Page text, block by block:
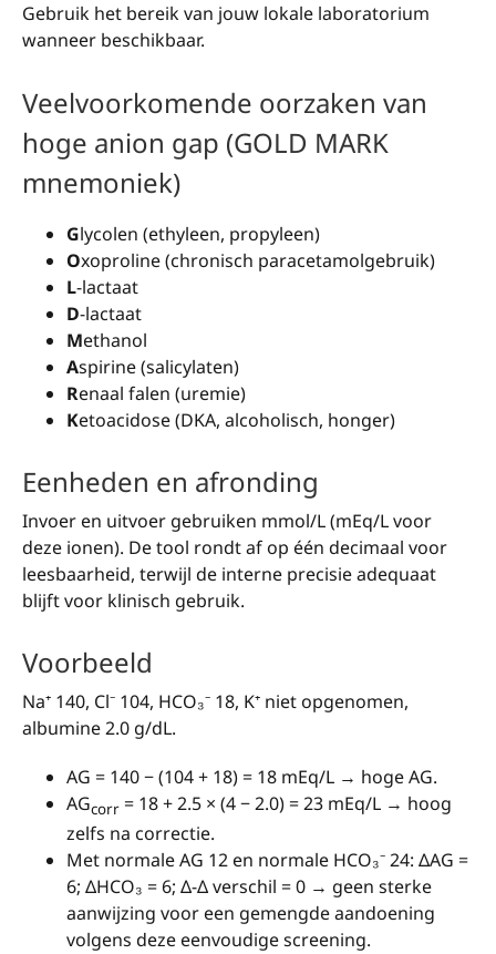
Gebruik het bereik van jouw lokale laboratorium
wanneer beschikbaar.
Veelvoorkomende oorzaken van
hoge anion gap (GOLD MARK
mnemoniek)
Glycolen (ethyleen, propyleen)
Oxoproline (chronisch paracetamolgebruik)
L-lactaat
D-lactaat
Methanol
Aspirine (salicylaten)
Renaal falen (uremie)
Ketoacidose (DKA, alcoholisch, honger)
Eenheden en afronding
Invoer en uitvoer gebruiken mmol/L (mEq/L voor
deze ionen). De tool rondt af op één decimaal voor
leesbaarheid, terwijl de interne precisie adequaat
blijft voor klinisch gebruik.
Voorbeeld
Na⁺ 140, Cl⁻ 104, HCO₃⁻ 18, K⁺ niet opgenomen,
albumine 2.0 g/dL.
AG = 140 − (104 + 18) = 18 mEq/L → hoge AG.
AGcorr = 18 + 2.5 × (4 − 2.0) = 23 mEq/L → hoog
zelfs na correctie.
Met normale AG 12 en normale HCO₃⁻ 24: ΔAG =
6; ΔHCO₃ = 6; Δ-Δ verschil = 0 → geen sterke
aanwijzing voor een gemengde aandoening
volgens deze eenvoudige screening.